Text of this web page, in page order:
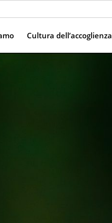
Cultura dell’accoglienza